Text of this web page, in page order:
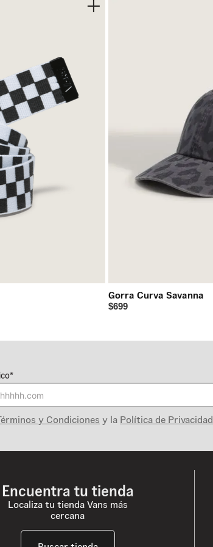
Gorra Curva Savanna
$699
y Condiciones y la Política de Privacidad
Encuentra tu tienda
Localiza tu tienda Vans más
cercana